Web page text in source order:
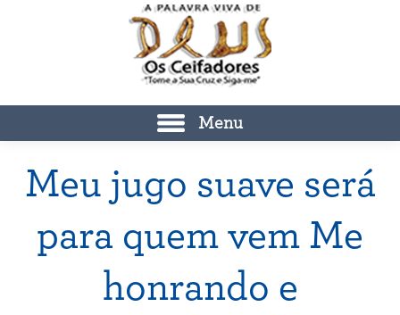
Menu
Meu jugo suave será
para quem vem Me
honrando e